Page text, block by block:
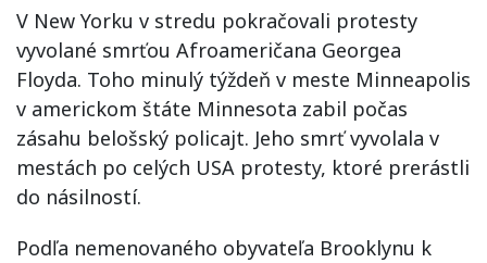
V New Yorku v stredu pokračovali protesty
vyvolané smrťou Afroameričana Georgea
Floyda. Toho minulý týždeň v meste Minneapolis
v americkom štáte Minnesota zabil počas
zásahu belošský policajt. Jeho smrť vyvolala v
mestách po celých USA protesty, ktoré prerástli
do násilností.
Podľa nemenovaného obyvateľa Brooklynu k